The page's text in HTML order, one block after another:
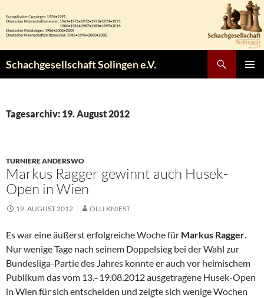
Inhalt
springen
Schachgesellschaft Solingen e.V.
Tagesarchiv: 19. August 2012
TURNIERE ANDERSWO
Markus Ragger gewinnt auch Husek-
Open in Wien
19. AUGUST 2012 OLLI KNIEST
Es war eine äußerst erfolgreiche Woche für Markus Ragger.
Nur wenige Tage nach seinem Doppelsieg bei der Wahl zur
Bundesliga-Partie des Jahres konnte er auch vor heimischem
Publikum das vom 13.–19.08.2012 ausgetragene Husek-Open
in Wien für sich entscheiden und zeigte sich wenige Wochen